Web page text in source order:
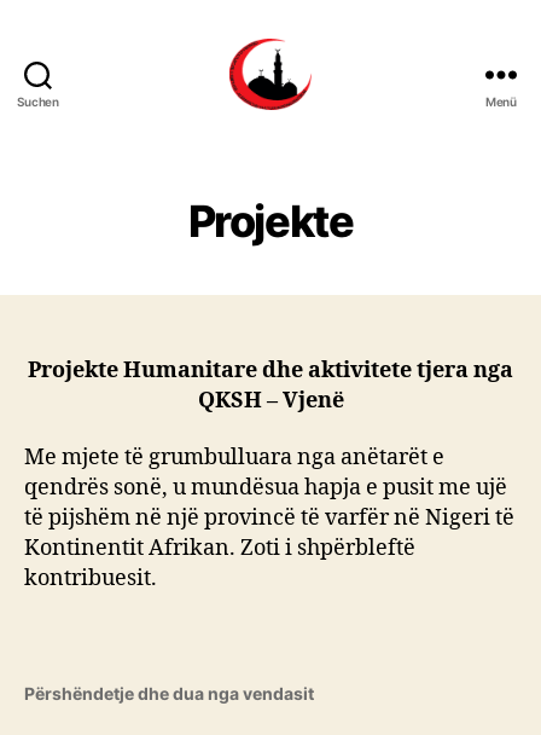
Suchen Menü
Projekte
Projekte Humanitare dhe aktivitete tjera nga
QKSH – Vjenë
Me mjete të grumbulluara nga anëtarët e
qendrës sonë, u mundësua hapja e pusit me ujë
të pijshëm në një provincë të varfër në Nigeri të
Kontinentit Afrikan. Zoti i shpërbleftë
kontribuesit.
Përshëndetje dhe dua nga vendasit